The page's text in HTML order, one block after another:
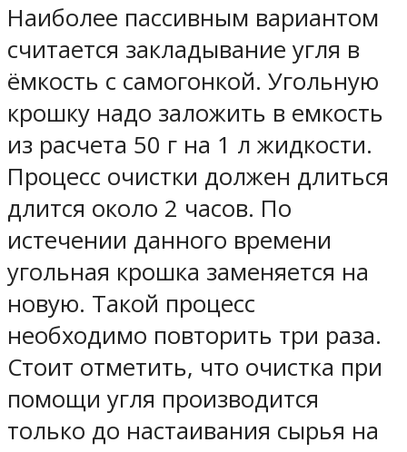
Наиболее пассивным вариантом
считается закладывание угля в
ёмкость с самогонкой. Угольную
крошку надо заложить в емкость
из расчета 50 г на 1 л жидкости.
Процесс очистки должен длиться
длится около 2 часов. По
истечении данного времени
угольная крошка заменяется на
новую. Такой процесс
необходимо повторить три раза.
Стоит отметить, что очистка при
помощи угля производится
только до настаивания сырья на